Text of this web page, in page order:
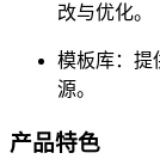
改与优化。
模板库：提
源。
产品特色